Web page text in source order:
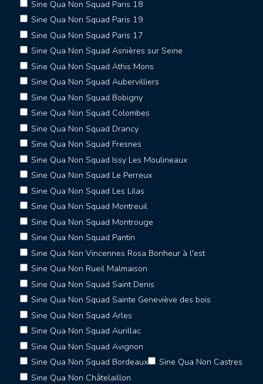
Sine Qua Non Squad Paris 18
Sine Qua Non Squad Paris 19
Sine Qua Non Squad Paris 17
Sine Qua Non Squad Asnières sur Seine
Sine Qua Non Squad Athis Mons
Sine Qua Non Squad Aubervilliers
Sine Qua Non Squad Bobigny
Sine Qua Non Squad Colombes
Sine Qua Non Squad Drancy
Sine Qua Non Squad Fresnes
Sine Qua Non Squad Issy Les Moulineaux
Sine Qua Non Squad Le Perreux
Sine Qua Non Squad Les Lilas
Sine Qua Non Squad Montreuil
Sine Qua Non Squad Montrouge
Sine Qua Non Squad Pantin
Sine Qua Non Vincennes Rosa Bonheur à l'est
Sine Qua Non Rueil Malmaison
Sine Qua Non Squad Saint Denis
Sine Qua Non Squad Sainte Geneviève des bois
Sine Qua Non Squad Arles
Sine Qua Non Squad Aurillac
Sine Qua Non Squad Avignon
Sine Qua Non Squad Bordeaux
Sine Qua Non Castres
Sine Qua Non Châtelaillon